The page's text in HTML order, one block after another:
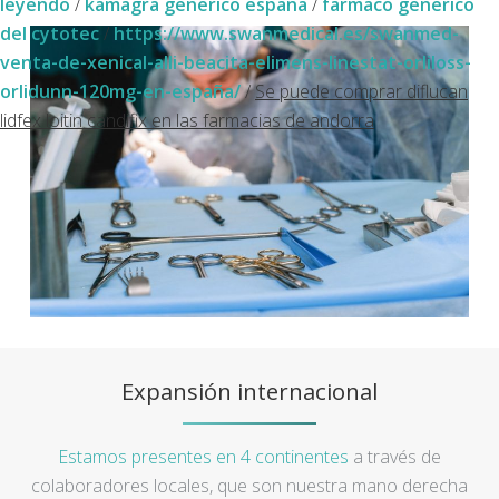
del cytotec/https://www.swanmedical.es/swanmed-
venta-de-xenical-alli-beacita-elimens-linestat-orliloss-
orlidunn-120mg-en-españa//Se puede comprar diflucan
lidfex loitin candifix en las farmacias de andorra
Expansión internacional
Estamos presentes en 4 continentes a través de
colaboradores locales, que son nuestra mano derecha